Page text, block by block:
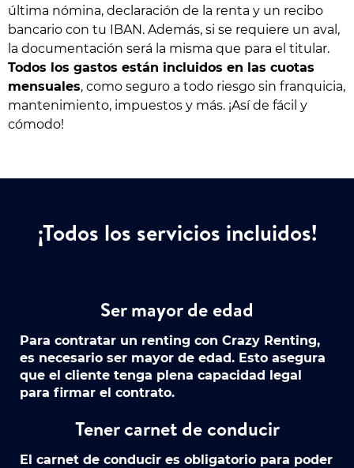
última nómina, declaración de la renta y un recibo
bancario con tu IBAN. Además, si se requiere un aval,
la documentación será la misma que para el titular.
Todos los gastos están incluidos en las cuotas
mensuales, como seguro a todo riesgo sin franquicia,
mantenimiento, impuestos y más. ¡Así de fácil y
cómodo!
¡Todos los servicios incluidos!
Ser mayor de edad
Para contratar un renting con Crazy Renting,
es necesario ser mayor de edad. Esto asegura
que el cliente tenga plena capacidad legal
para firmar el contrato.
Tener carnet de conducir
El carnet de conducir es obligatorio para poder